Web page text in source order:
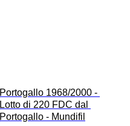
Portogallo 1968/2000 -
Lotto di 220 FDC dal
Portogallo - Mundifil